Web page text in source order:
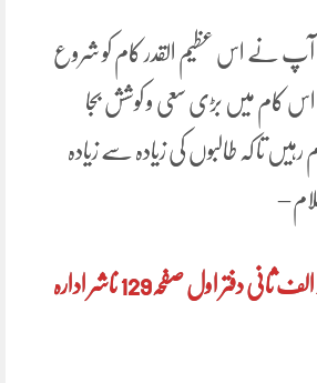
نے اس عظیم القدر کام کو شروع
کام میں بڑی سعی و کوشش بجا
تا کہ طالبوں کی زیادہ سے زیادہ
–
مکتوبات حضرت مجدد الف ثانی دفتر اول صفحہ129 ناشر ادارہ